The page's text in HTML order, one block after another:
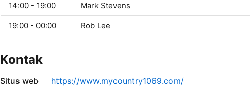
14:00 - 19:00 Mark Stevens
19:00 - 00:00 Rob Lee
Kontak
Situs web
https://www.mycountry1069.com/